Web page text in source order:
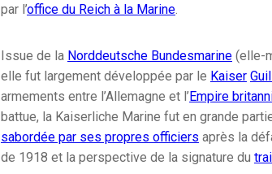
par l’office du Reich à la Marine.
Issue de la Norddeutsche Bundesmarine(elle-
elle fut largement développée par le Kaiser
armements entre l’Allemagne et l’Empire
battue, la Kaiserliche Marine fut en grande
sabordée par ses propres officiers après la
de 1918 et la perspective de la signature du